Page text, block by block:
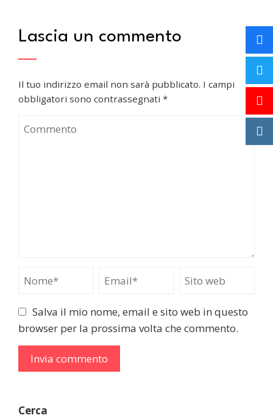
Lascia un commento
Il tuo indirizzo email non sarà pubblicato. I campi
obbligatori sono contrassegnati *
Salva il mio nome, email e sito web in questo
browser per la prossima volta che commento.
Cerca